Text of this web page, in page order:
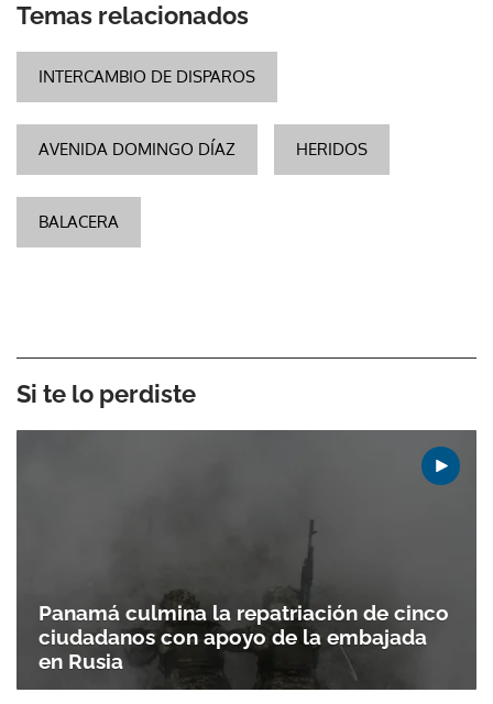
Temas relacionados
INTERCAMBIO DE DISPAROS
AVENIDA DOMINGO DÍAZ HERIDOS
BALACERA
Si te lo perdiste
Panamá culmina la repatriación de cinco
ciudadanos con apoyo de la embajada
en Rusia